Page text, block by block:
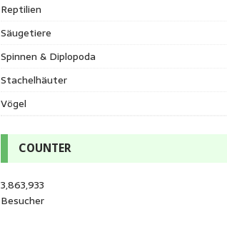
Reptilien
Säugetiere
Spinnen & Diplopoda
Stachelhäuter
Vögel
COUNTER
3,863,933
Besucher